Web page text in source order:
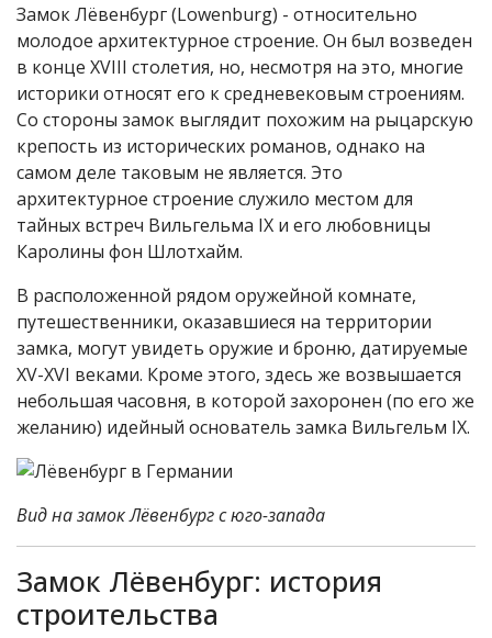
Замок Лёвенбург (Lowenburg) - относительно
молодое архитектурное строение. Он был возведен
в конце XVIII столетия, но, несмотря на это, многие
историки относят его к средневековым строениям.
Со стороны замок выглядит похожим на рыцарскую
крепость из исторических романов, однако на
самом деле таковым не является. Это
архитектурное строение служило местом для
тайных встреч Вильгельма IX и его любовницы
Каролины фон Шлотхайм.
В расположенной рядом оружейной комнате,
путешественники, оказавшиеся на территории
замка, могут увидеть оружие и броню, датируемые
XV-XVI веками. Кроме этого, здесь же возвышается
небольшая часовня, в которой захоронен (по его же
желанию) идейный основатель замка Вильгельм IX.
Вид на замок Лёвенбург с юго-запада
Замок Лёвенбург: история
строительства